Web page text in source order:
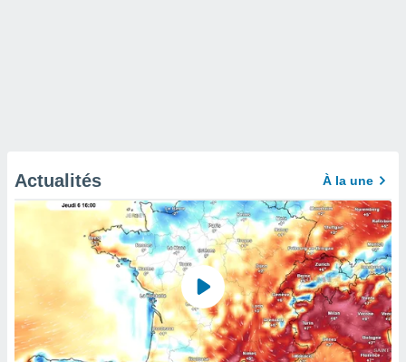
Actualités À la une